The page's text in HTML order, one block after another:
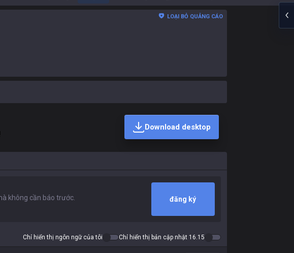
LOẠI BỎ QUẢNG CÁO
Download desktop
đăng ký
Chỉ hiển thị ngôn ngữ của tôi Chỉ hiển thị bản cập nhật 16.15